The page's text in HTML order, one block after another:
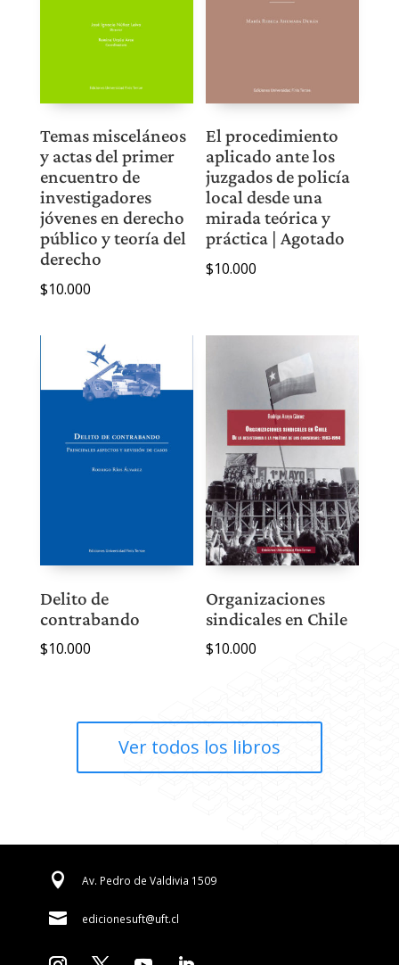
Temas misceláneos
y actas del primer
encuentro de
investigadores
jóvenes en derecho
público y teoría del
derecho
$10.000
El procedimiento
aplicado ante los
juzgados de policía
local desde una
mirada teórica y
práctica | Agotado
$10.000
Delito de
contrabando
$10.000
Organizaciones
sindicales en Chile
$10.000
Ver todos los libros
 Av. Pedro de Valdivia 1509
 edicionesuft@uft.cl